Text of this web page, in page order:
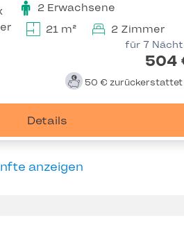
2 Erwachsene
21 m² 2 Zimmer
für 7
504
50 € zurückerstattet
Details
anzeigen